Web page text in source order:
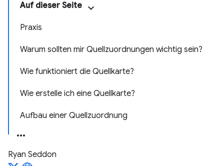
Auf dieser Seite
Praxis
Warum sollten mir Quellzuordnungen wichtig sein?
Wie funktioniert die Quellkarte?
Wie erstelle ich eine Quellkarte?
Aufbau einer Quellzuordnung
Ryan Seddon